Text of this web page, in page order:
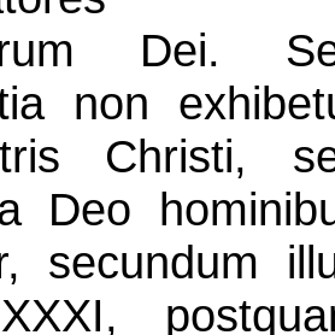
Dei.
non
Christi,
Deo
secundum